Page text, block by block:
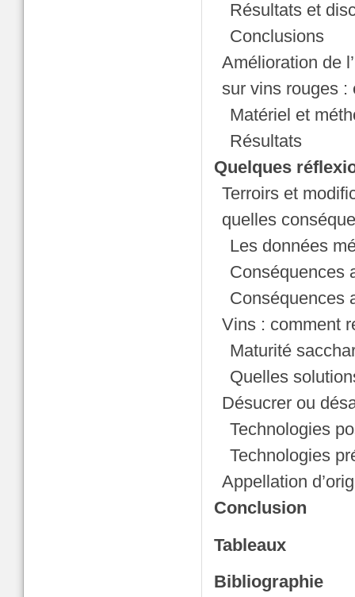
Résultats et
Conclusions
Amélioration de
sur vins rouges :
Matériel et
Résultats
Quelques
Terroirs et
quelles
Les données
Conséquences
Conséquences
Vins : comment
Maturité
Quelles
Désucrer ou
Technologies
Technologies
Appellation
Conclusion
Tableaux
Bibliographie